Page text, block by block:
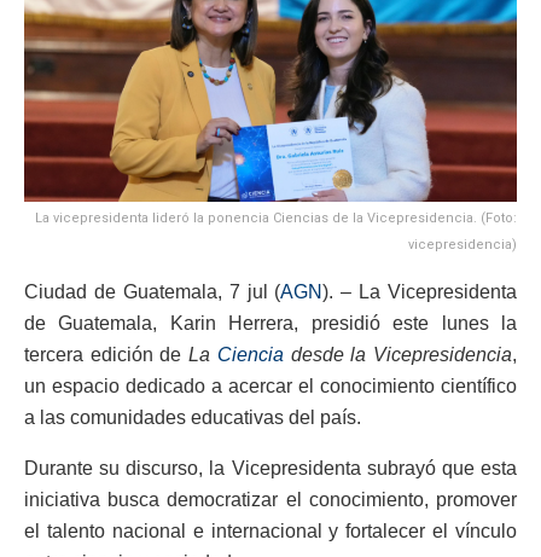
La vicepresidenta lideró la ponencia Ciencias de la Vicepresidencia. (Foto:
vicepresidencia)
Ciudad de Guatemala, 7 jul (AGN). – La Vicepresidenta
de Guatemala, Karin Herrera, presidió este lunes la
tercera edición deLa Cienciadesde la Vicepresidencia,
un espacio dedicado a acercar el conocimiento científico
a las comunidades educativas del país.
Durante su discurso, la Vicepresidenta subrayó que esta
iniciativa busca democratizar el conocimiento, promover
el talento nacional e internacional y fortalecer el vínculo